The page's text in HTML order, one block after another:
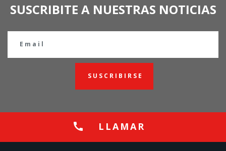
SUSCRIBITE A NUESTRAS NOTICIAS
SUSCRIBIRSE
LLAMAR